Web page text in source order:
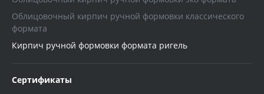
Облицовочный кирпич ручной формовки классического
формата
Кирпич ручной формовки формата ригель
Сертификаты